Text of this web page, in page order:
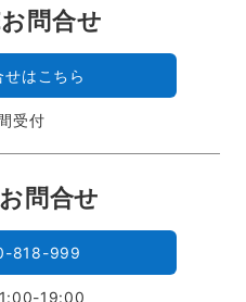
問合せ
はこちら
受付
問合せ
818-999
19:00